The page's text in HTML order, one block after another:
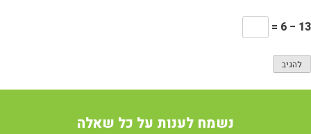
13 − 6 =
נשמח לענות על כל שאלה